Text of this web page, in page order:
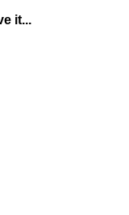
it...